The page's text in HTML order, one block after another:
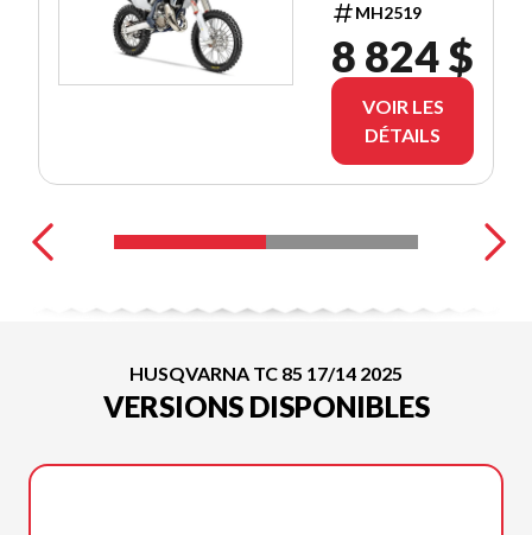
MH2519
8 824 $
VOIR LES
DÉTAILS
HUSQVARNA TC 85 17/14 2025
VERSIONS DISPONIBLES